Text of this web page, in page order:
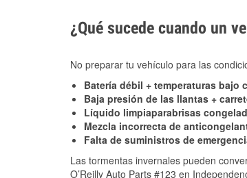
¿Qué sucede cuando un
No preparar tu vehículo para las
Batería débil + temperaturas bajo
Baja presión de las llantas +
Líquido limpiaparabrisas
Mezcla incorrecta de
Falta de suministros de
Las tormentas invernales pueden
O’Reilly Auto Parts #123 en